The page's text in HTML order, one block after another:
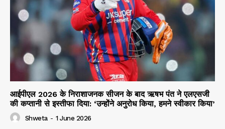
आईपीएल 2026 के निराशाजनक सीजन के बाद ऋषभ पंत ने एलएसजी
की कप्तानी से इस्तीफा दिया: ‘उन्होंने अनुरोध किया, हमने स्वीकार किया’
Shweta - 1 June 2026